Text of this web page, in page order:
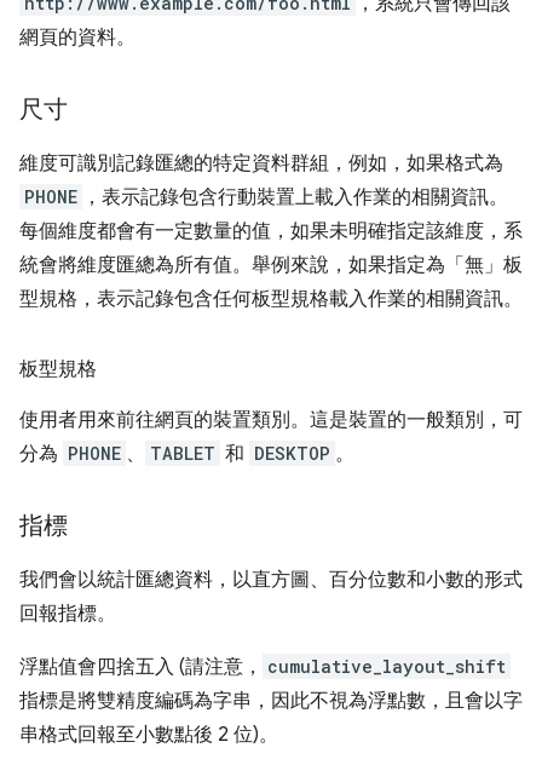
網頁的資料。
尺寸
維度可識別記錄匯總的特定資料群組，例如，如果格式為
PHONE ，表示記錄包含行動裝置上載入作業的相關資訊。
每個維度都會有一定數量的值，如果未明確指定該維度，系
統會將維度匯總為所有值。舉例來說，如果指定為「無」板
型規格，表示記錄包含任何板型規格載入作業的相關資訊。
板型規格
使用者用來前往網頁的裝置類別。這是裝置的一般類別，可
分為 PHONE 、 TABLET 和 DESKTOP 。
指標
我們會以統計匯總資料，以直方圖、百分位數和小數的形式
回報指標。
浮點值會四捨五入 (請注意， cumulative_layout_shift
指標是將雙精度編碼為字串，因此不視為浮點數，且會以字
串格式回報至小數點後 2 位)。